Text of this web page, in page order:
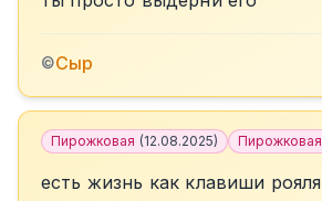
©Сыр
Пирожковая (12.08.2025) Пирожковая
есть жизнь как клавиши рояля